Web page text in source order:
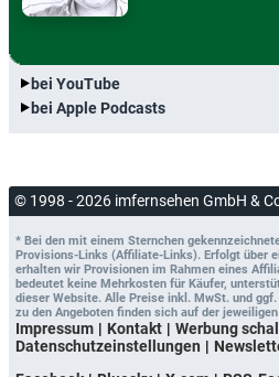
bei YouTube
bei Apple Podcasts
© 1998 - 2026 imfernsehen GmbH &
* Bei den mit einem Sternchen
Provisions-Links (Affiliate-Links). Erfolgt über
erhalten wir Provisionen im Rahmen eines
bedeutet keine Mehrkosten für Käufer,
dieser Website. Alle Preise inkl. MwSt. und
zu den Angeboten finden sich auf der
Impressum Kontakt Werbung
Datenschutzeinstellungen